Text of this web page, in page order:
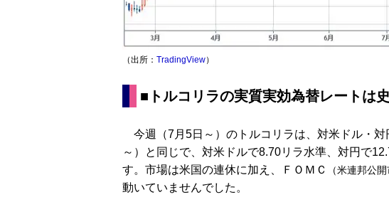
（出所： TradingView）
■トルコリラの実質実効為替レートは
今週（7月5日～）のトルコリラは、対米ドル・対
～）と同じで、対米ドルで8.70リラ水準、対円で
す。市場は米国の連休に加え、ＦＯＭＣ
（米連邦公
動いていませんでした。